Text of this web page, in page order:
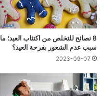
8 نصائح للتخلص من اكتئاب العيد؛ ما
سبب عدم الشعور بفرحة العيد؟
2023-09-07